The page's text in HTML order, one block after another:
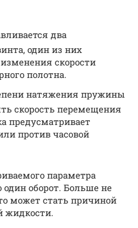
два
один из них
скорости
полотна.
натяжения пружины
скорость перемещения
предусматривает
против часовой
параметра
один оборот. Больше не
может стать причиной
жидкости.